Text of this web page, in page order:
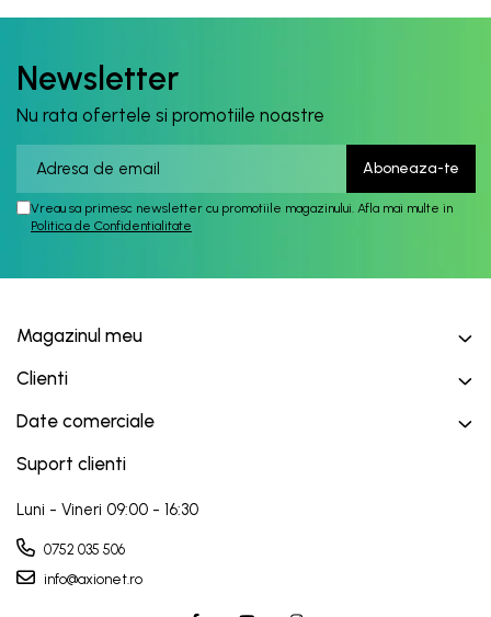
Newsletter
Nu rata ofertele si promotiile noastre
Vreau sa primesc newsletter cu promotiile magazinului. Afla mai multe in
Politica de Confidentialitate
Magazinul meu
Clienti
Date comerciale
Suport clienti
Luni - Vineri 09:00 - 16:30
0752 035 506
info@axionet.ro